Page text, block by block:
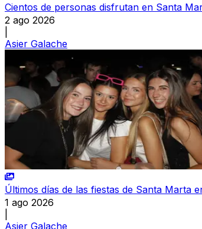
Cientos de personas disfrutan en Santa
2 ago 2026
Asier Galache
Últimos días de las fiestas de Santa Marta
1 ago 2026
Asier Galache